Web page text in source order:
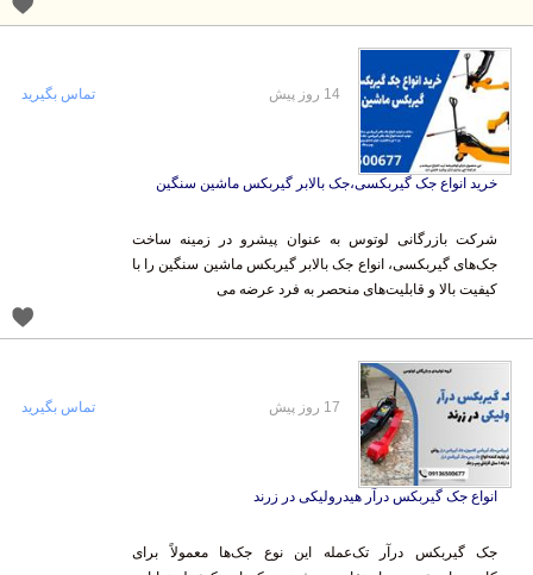
خرید انواع جک گیربکسی،جک بالابر گیربکس ماشین سنگین
شرکت بازرگانی لوتوس به عنوان پیشرو در زمینه ساخت
جک‌های گیربکسی، انواع جک بالابر گیربکس ماشین سنگین را با
کیفیت بالا و قابلیت‌های منحصر به فرد عرضه می
14 روز پیش تماس بگیرید
انواع جک گیربکس درآر هیدرولیکی در زرند
جک گیربکس درآر تک‌عمله این نوع جک‌ها معمولاً برای
کاربردهای عمومی استفاده می‌شوند. جک‌های تک‌عمله توانایی
17 روز پیش تماس بگیرید